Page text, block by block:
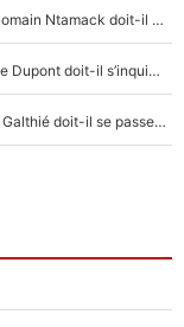
XV de France - Matthieu Jalibert a tout changé : Romain Ntamack doit-il s’inquiéter pour sa place à un an de la Coupe du monde ?
«Le XV de France est meilleur avec Lucu» : Antoine Dupont doit-il s’inquiéter pour sa place ?
Le XV de France a trouvé son remplaçant : Fabien Galthié doit-il se passer d'Antoine Dupont ?